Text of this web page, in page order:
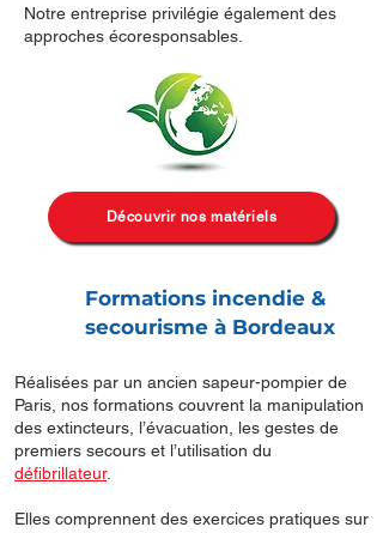
Notre entreprise privilégie également des
approches écoresponsables.
Découvrir nos matériels
Formations incendie &
secourisme à Bordeaux
Réalisées par un ancien sapeur-pompier de
Paris, nos formations couvrent la manipulation
des extincteurs, l’évacuation, les gestes de
premiers secours et l’utilisation du
défibrillateur.
Elles comprennent des exercices pratiques sur